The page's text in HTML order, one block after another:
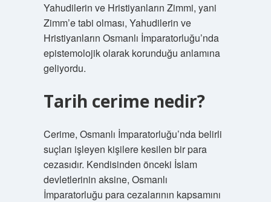
Yahudilerin ve Hristiyanların Zimmi, yani
Zimm’e tabi olması, Yahudilerin ve
Hristiyanların Osmanlı İmparatorluğu’nda
epistemolojik olarak korunduğu anlamına
geliyordu.
Tarih cerime nedir?
Cerime, Osmanlı İmparatorluğu’nda belirli
suçları işleyen kişilere kesilen bir para
cezasıdır. Kendisinden önceki İslam
devletlerinin aksine, Osmanlı
İmparatorluğu para cezalarının kapsamını